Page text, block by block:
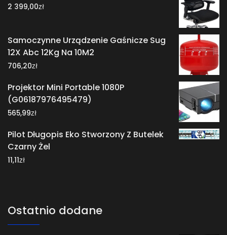
2 399,00zł
Samoczynne Urządzenie Gaśnicze Sug
12X Abc 12Kg Na 10M2
706,20zł
Projektor Mini Portable 1080P
(G06187976495479)
565,99zł
Pilot Długopis Eko Stworzony Z Butelek
Czarny Żel
11,11zł
Ostatnio dodane